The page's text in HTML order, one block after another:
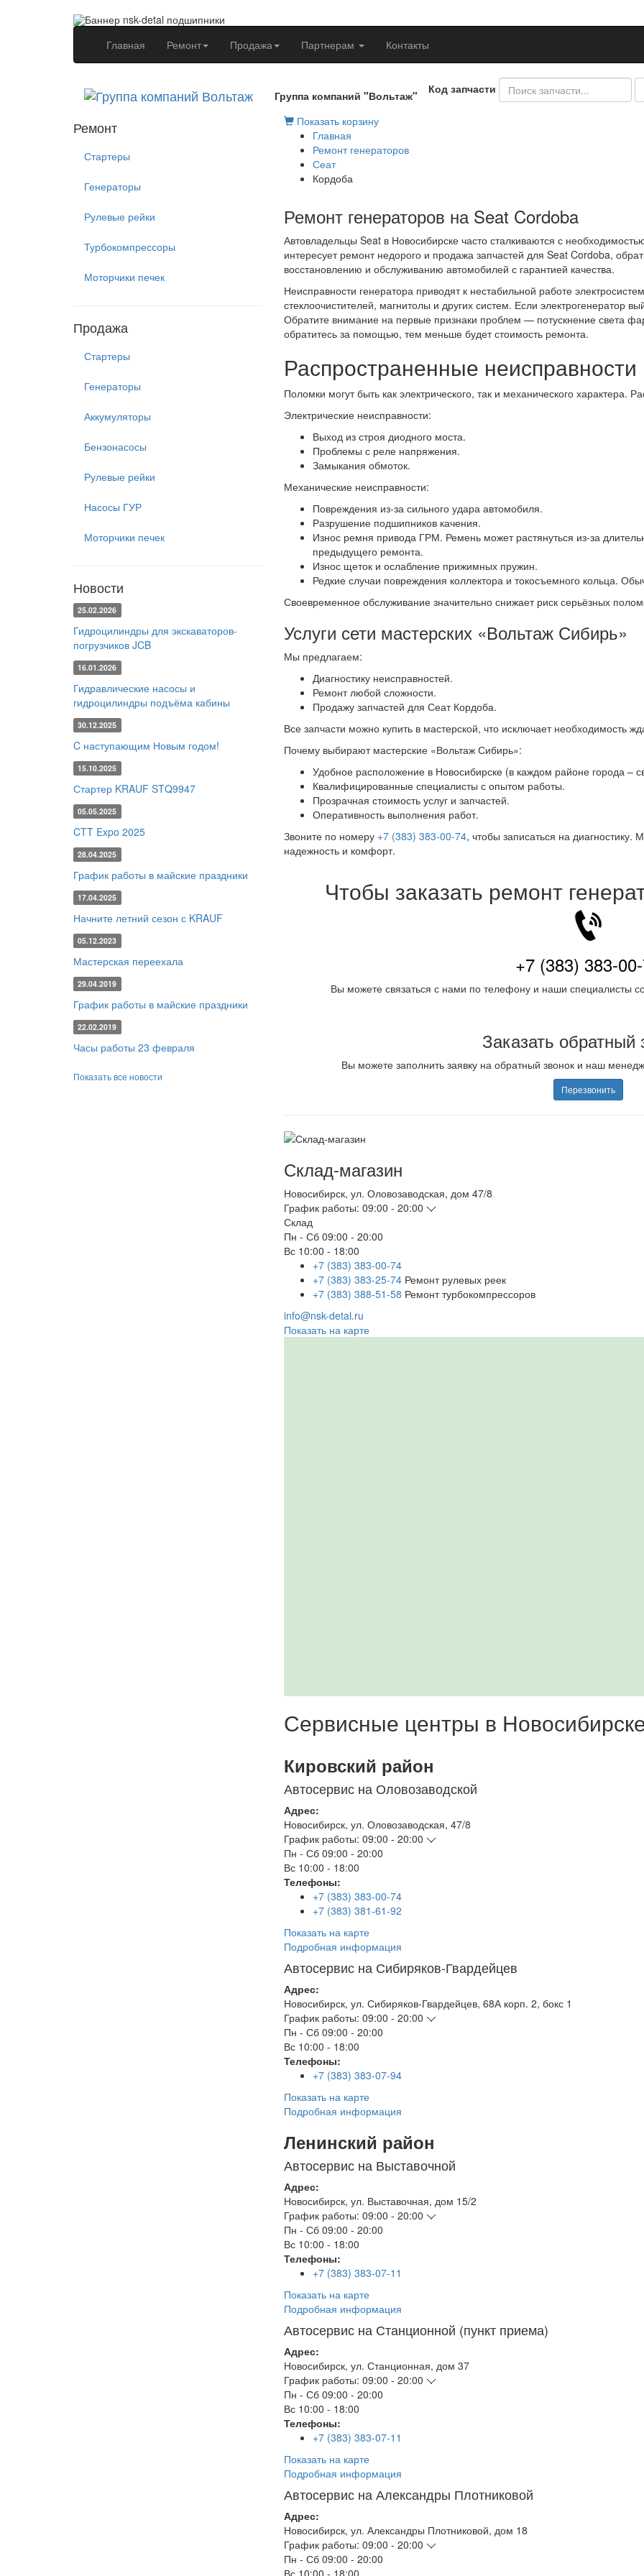
Главная (current)Ремонт Продажа Партнерам Контакты
Группа компаний "Вольтаж"
Код запчасти
Ремонт
Стартеры
Генераторы
Рулевые рейки
Турбокомпрессоры
Моторчики печек
Продажа
Стартеры
Генераторы
Аккумуляторы
Бензонасосы
Рулевые рейки
Насосы ГУР
Моторчики печек
Новости
25.02.2026
Гидроцилиндры для экскаваторов-
погрузчиков JCB
16.01.2026
Гидравлические насосы и
гидроцилиндры подъёма кабины
30.12.2025
C наступающим Новым годом!
15.10.2025
Стартер KRAUF STQ9947
05.05.2025
CTT Expo 2025
28.04.2025
График работы в майские праздники
17.04.2025
Начните летний сезон с KRAUF
05.12.2023
Мастерская переехала
29.04.2019
График работы в майские праздники
22.02.2019
Часы работы 23 февраля
Показать все новости
Показать корзину
Главная
Ремонт генераторов
Сеат
Кордоба
Ремонт генераторов на Seat Cordoba
Автовладельцы Seat в Новосибирске часто сталкиваются с
интересует ремонт недорого и продажа запчастей для Seat Cordoba,
восстановлению и обслуживанию автомобилей с гарантией качества.
Неисправности генератора приводят к нестабильной работе
стеклоочистителей, магнитолы и других систем. Если электрогенератор
Обратите внимание на первые признаки проблем — потускнение света
обратитесь за помощью, тем меньше будет стоимость ремонта.
Распространенные неисправности
Поломки могут быть как электрического, так и механического характера.
Электрические неисправности:
Выход из строя диодного моста.
Проблемы с реле напряжения.
Замыкания обмоток.
Механические неисправности:
Повреждения из-за сильного удара автомобиля.
Разрушение подшипников качения.
Износ ремня привода ГРМ. Ремень может растянуться из-за
предыдущего ремонта.
Износ щеток и ослабление прижимных пружин.
Редкие случаи повреждения коллектора и токосъемного кольца.
Своевременное обслуживание значительно снижает риск серьёзных
Услуги сети мастерских «Вольтаж Сибирь»
Мы предлагаем:
Диагностику неисправностей.
Ремонт любой сложности.
Продажу запчастей для Сеат Кордоба.
Все запчасти можно купить в мастерской, что исключает необходимость
Почему выбирают мастерские «Вольтаж Сибирь»:
Удобное расположение в Новосибирске (в каждом районе города –
Квалифицированные специалисты с опытом работы.
Прозрачная стоимость услуг и запчастей.
Оперативность выполнения работ.
Звоните по номеру +7 (383) 383-00-74, чтобы записаться на
надежность и комфорт.
Чтобы заказать ремонт
+7 (383) 383-
Вы можете связаться с нами по телефону и наши специалисты
Заказать обратный
Вы можете заполнить заявку на обратный звонок и наш
Перезвонить
Склад-магазин
Новосибирск, ул. Оловозаводская, дом 47/8
График работы: 09:00 - 20:00
Склад
Пн - Сб 09:00 - 20:00
Вс 10:00 - 18:00
+7 (383) 383-00-74
+7 (383) 383-25-74 Ремонт рулевых реек
+7 (383) 388-51-58 Ремонт турбокомпрессоров
info@nsk-detal.ru
Показать на карте
Сервисные центры в
Кировский район
Автосервис на Оловозаводской
Адрес:
Новосибирск, ул. Оловозаводская, 47/8
График работы: 09:00 - 20:00
Пн - Сб 09:00 - 20:00
Вс 10:00 - 18:00
Телефоны:
+7 (383) 383-00-74
+7 (383) 381-61-92
Показать на карте
Подробная информация
Автосервис на Сибиряков-Гвардейцев
Адрес:
Новосибирск, ул. Сибиряков-Гвардейцев, 68А корп. 2, бокс 1
График работы: 09:00 - 20:00
Пн - Сб 09:00 - 20:00
Вс 10:00 - 18:00
Телефоны:
+7 (383) 383-07-94
Показать на карте
Подробная информация
Ленинский район
Автосервис на Выставочной
Адрес:
Новосибирск, ул. Выставочная, дом 15/2
График работы: 09:00 - 20:00
Пн - Сб 09:00 - 20:00
Вс 10:00 - 18:00
Телефоны:
+7 (383) 383-07-11
Показать на карте
Подробная информация
Автосервис на Станционной (пункт приема)
Адрес:
Новосибирск, ул. Станционная, дом 37
График работы: 09:00 - 20:00
Пн - Сб 09:00 - 20:00
Вс 10:00 - 18:00
Телефоны:
+7 (383) 383-07-11
Показать на карте
Подробная информация
Автосервис на Александры Плотниковой
Адрес:
Новосибирск, ул. Александры Плотниковой, дом 18
График работы: 09:00 - 20:00
Пн - Сб 09:00 - 20:00